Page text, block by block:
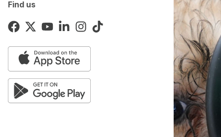
Find us